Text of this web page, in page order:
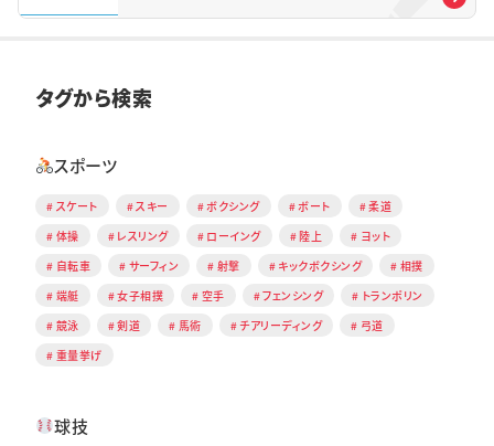
タグから検索
スポーツ
スケート スキー ボクシング ボート
柔道
体操
レスリング ローイング 陸上
ヨット
自転車
サーフィン 射撃 キックボクシング
相撲
端艇
女子相撲 空手 フェンシング
トランポリン
競泳
剣道 馬術 チアリーディング
弓道
重量挙げ
球技